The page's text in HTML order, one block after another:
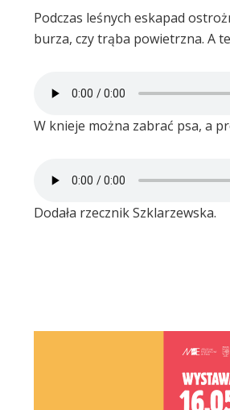
Podczas leśnych eskapad
burza, czy trąba powietrzna. A
W knieje można zabrać psa, a
Dodała rzecznik Szklarzewska.